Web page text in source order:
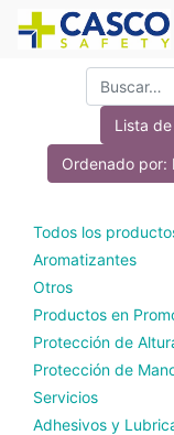
Lista
Ordenado por:
Todos los
Aromatizantes
Otros
Productos en
Protección de
Protección de
Servicios
Adhesivos y